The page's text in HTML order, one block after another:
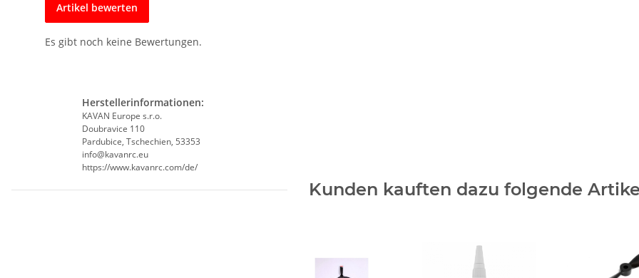
Artikel bewerten
Es gibt noch keine Bewertungen.
Herstellerinformationen:
KAVAN Europe s.r.o.
Doubravice 110
Pardubice, Tschechien, 53353
info@kavanrc.eu
https://www.kavanrc.com/de/
Kunden kauften dazu folgende